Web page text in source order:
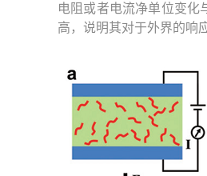
电阻或者电流净单位变化
高，说明其对于外界的响